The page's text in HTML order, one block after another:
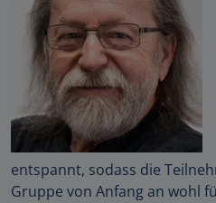
entspannt, sodass die
Gruppe von Anfang an wohl